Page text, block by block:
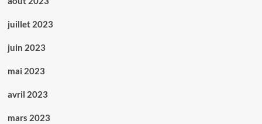
juillet 2023
juin 2023
mai 2023
avril 2023
mars 2023